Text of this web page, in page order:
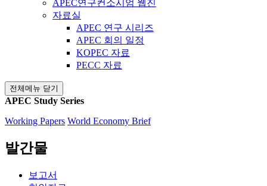
APEC연구컨소시엄 웹진
자료실
APEC 연구 시리즈
APEC 회의 일정
KOPEC 자료
PECC 자료
전체메뉴 닫기
APEC Study Series
Working Papers World Economy Brief
발간물
보고서